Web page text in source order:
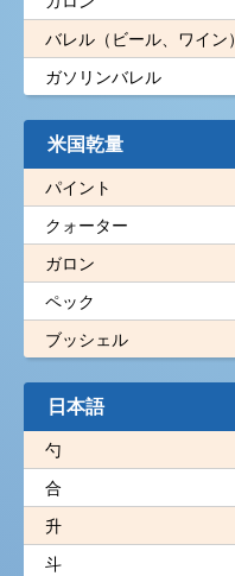
バレル（ビール、ワイン）
ガソリンバレル
米国乾量
パイント
クォーター
ガロン
ペック
ブッシェル
日本語
勺
合
升
斗